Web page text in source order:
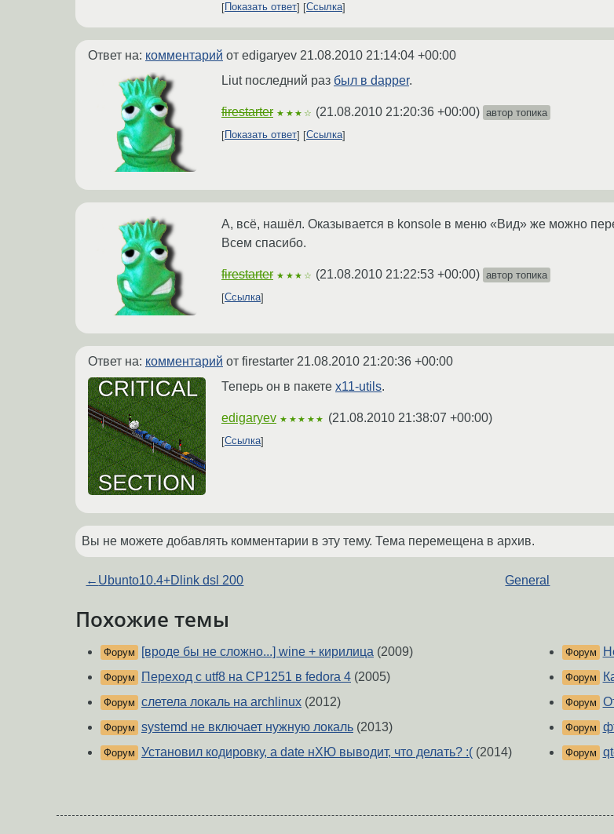
Показать ответ Ссылка
Ответ на: комментарий от edigaryev 21.08.2010 21:14:04 +00:00
Liut последний раз был в dapper.
firestarter ★★★☆ (21.08.2010 21:20:36 +00:00) автор топика
Показать ответ
Ссылка
А, всё, нашёл. Оказывается в konsole в меню «Вид» же можно
Всем спасибо.
firestarter ★★★☆ (21.08.2010 21:22:53 +00:00) автор топика
Ссылка
Ответ на: комментарий от firestarter 21.08.2010 21:20:36 +00:00
Теперь он в пакете x11-utils.
edigaryev ★★★★★ (21.08.2010 21:38:07 +00:00)
Ссылка
Вы не можете добавлять комментарии в эту тему. Тема перемещена в архив.
← Ubunto10.4+Dlink dsl 200 General
Похожие темы
Форум [вроде бы не сложно...] wine + кирилица (2009)
Форум Переход с utf8 на CP1251 в fedora 4 (2005)
Форум слетела локаль на archlinux (2012)
Форум systemd не включает нужную локаль (2013)
Форум Установил кодировку, а date нХЮ выводит, что делать? :( (2014)
Форум
Форум
Форум
Форум
Форум